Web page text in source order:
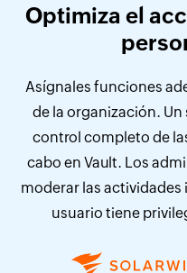
Optimiza el
Asígnales funciones
de la organización.
control completo de
cabo en Vault. Los
moderar las
usuario tiene